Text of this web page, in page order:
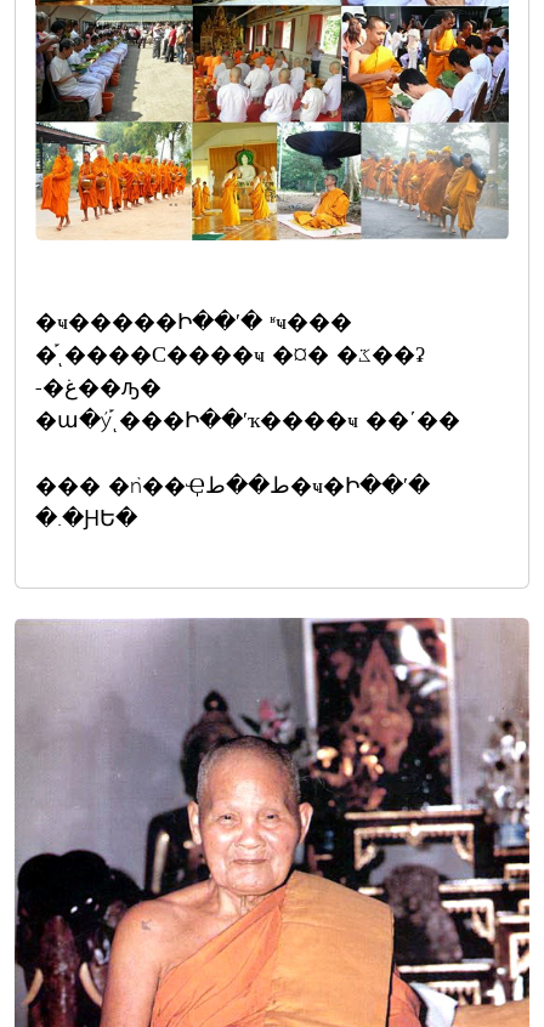
�ҹ�����Ի��ʹ� ʶҹ���
�֡ͺ����С����ҹ �¤� �ػ��ʡ
-�غ��ԡ�
�ա�ý֡ͺ���Ի��ʹҡ����ҹ ��ʹ��
��� �ǹ��Ҿط��ط�ҹ�Ի��ʹ�
�.�ԨԵ�